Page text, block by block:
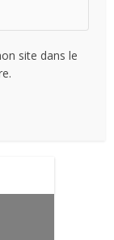
site dans le